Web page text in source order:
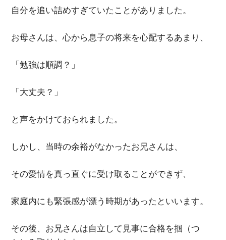
自分を追い詰めすぎていたことがありました。
お母さんは、心から息子の将来を心配するあまり、
「勉強は順調？」
「大丈夫？」
と声をかけておられました。
しかし、当時の余裕がなかったお兄さんは、
その愛情を真っ直ぐに受け取ることができず、
家庭内にも緊張感が漂う時期があったといいます。
その後、お兄さんは自立して見事に合格を掴（つ